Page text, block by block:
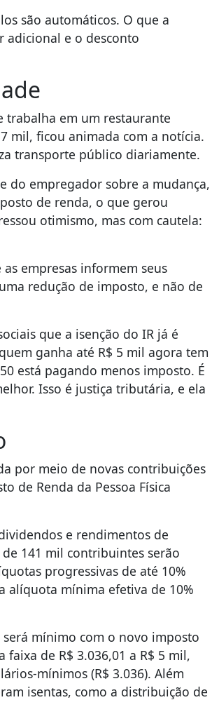
são automáticos. O que a
adicional e o desconto
trabalha em um restaurante
mil, ficou animada com a notícia.
transporte público diariamente.
do empregador sobre a mudança,
de renda, o que gerou
otimismo, mas com cautela:
empresas informem seus
redução de imposto, e não de
que a isenção do IR já é
ganha até R$ 5 mil agora tem
está pagando menos imposto. É
Isso é justiça tributária, e ela
por meio de novas contribuições
de Renda da Pessoa Física
e rendimentos de
141 mil contribuintes serão
progressivas de até 10%
alíquota mínima efetiva de 10%
mínimo com o novo imposto
de R$ 3.036,01 a R$ 5 mil,
mínimos (R$ 3.036). Além
isentas, como a distribuição de